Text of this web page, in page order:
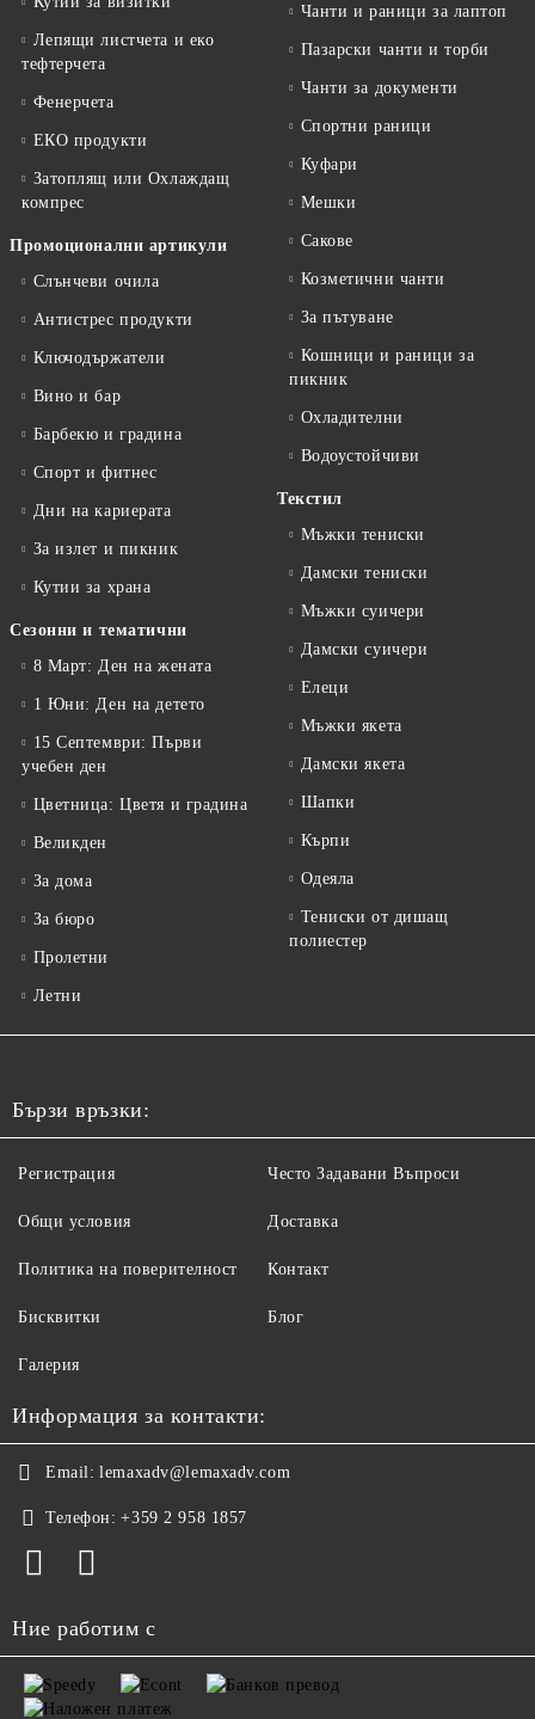
Лепящи листчета и еко
тефтeрчета
Фенерчета
ЕКО продукти
Затоплящ или Охлаждащ
компрес
Промоционални артикули
Слънчеви очила
Антистрес продукти
Ключодържатели
Вино и бар
Барбекю и градина
Спорт и фитнес
Дни на кариерата
За излет и пикник
Кутии за храна
Сезонни и тематични
8 Март: Ден на жената
1 Юни: Ден на детето
15 Септември: Първи
учебен ден
Цветница: Цветя и градина
Великден
За дома
За бюро
Пролетни
Летни
Чанти и раници за лаптоп
Пазарски чанти и торби
Чанти за документи
Спортни раници
Куфари
Мешки
Сакове
Козметични чанти
За пътуване
Кошници и раници за
пикник
Охладителни
Водоустойчиви
Текстил
Мъжки тениски
Дамски тениски
Мъжки суичери
Дамски суичери
Елеци
Мъжки якета
Дамски якета
Шапки
Кърпи
Одеяла
Тениски от дишащ
полиестер
Бързи връзки:
Регистрация
Общи условия
Политика на поверителност
Бисквитки
Често Задавани Въпроси
Доставка
Контакт
Блог
Галерия
Информация за контакти:
Email: lemaxadv@lemaxadv.com
Телефон: +359 2 958 1857
Ние работим с